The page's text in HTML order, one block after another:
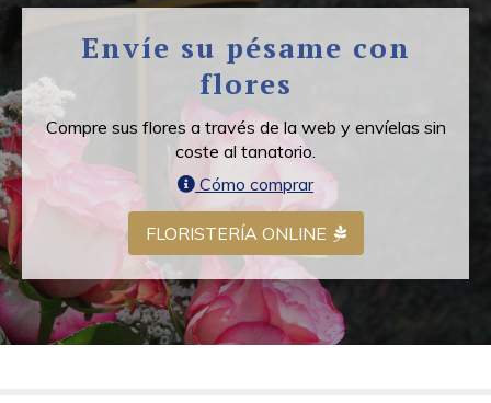
Envíe su pésame con
flores
Compre sus flores a través de la web y envíelas sin
coste al tanatorio.
Cómo comprar
FLORISTERÍA ONLINE